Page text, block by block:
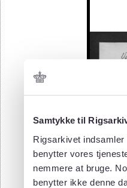
Samtykke til
Rigsarkivet
benytter vores
nemmere at bruge.
benytter ikke denne